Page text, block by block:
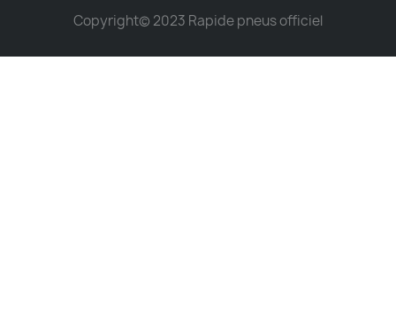
Copyright© 2023 Rapide pneus officiel